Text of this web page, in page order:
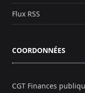
Flux RSS
COORDONNÉES
CGT Finances